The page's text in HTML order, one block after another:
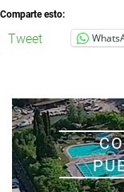
Comparte esto:
Tweet